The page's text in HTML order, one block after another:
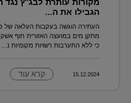
מקורות עותרת לבג"ץ
הגבילו את ה...
מתקן מים במועצה האזורית חוף
כי ללא התערבות רשויות מקומיות נ...
15.12.2024 קרא עוד